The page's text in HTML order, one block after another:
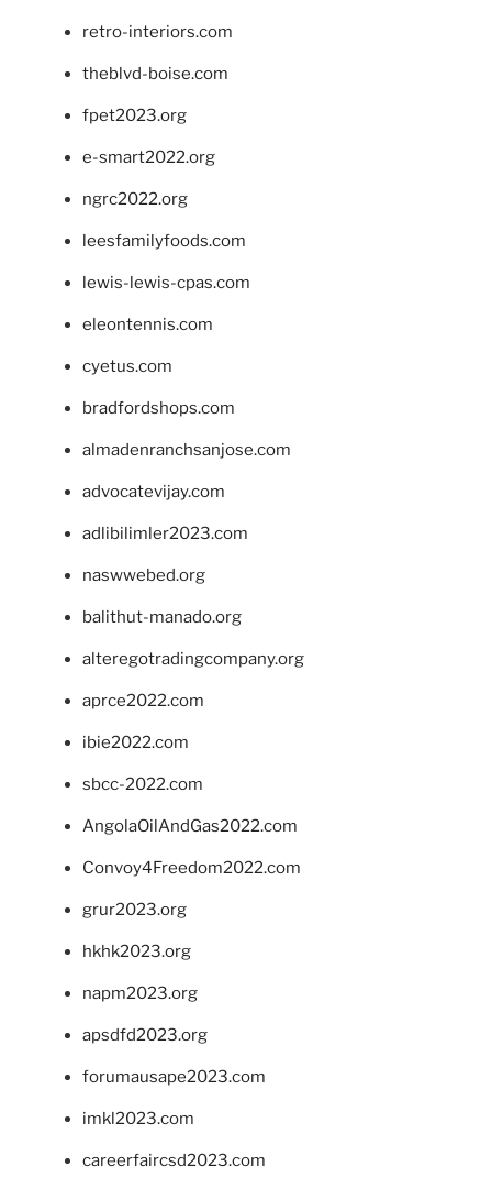
retro-interiors.com
theblvd-boise.com
fpet2023.org
e-smart2022.org
ngrc2022.org
leesfamilyfoods.com
lewis-lewis-cpas.com
eleontennis.com
cyetus.com
bradfordshops.com
almadenranchsanjose.com
advocatevijay.com
adlibilimler2023.com
naswwebed.org
balithut-manado.org
alteregotradingcompany.org
aprce2022.com
ibie2022.com
sbcc-2022.com
AngolaOilAndGas2022.com
Convoy4Freedom2022.com
grur2023.org
hkhk2023.org
napm2023.org
apsdfd2023.org
forumausape2023.com
imkl2023.com
careerfaircsd2023.com